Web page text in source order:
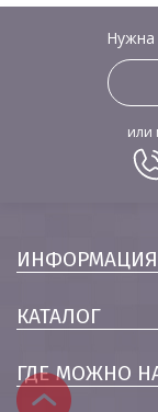
Нужна
или
ИНФОРМАЦИЯ
КАТАЛОГ
ГДЕ МОЖНО